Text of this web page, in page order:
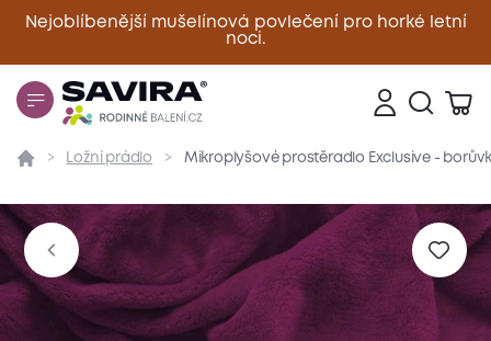
Nejoblíbenější mušelínová povlečení pro horké letní
noci.
Zavřít
Přehled Parametry Popis produktu Materiál
Ložní prádlo Mikroplyšové prostěradlo Exclusive -